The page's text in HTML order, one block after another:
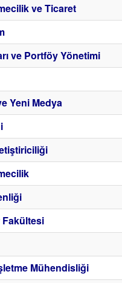
ve Ticaret
ve Portföy Yönetimi
Yeni Medya
Fakültesi
Mühendisliği